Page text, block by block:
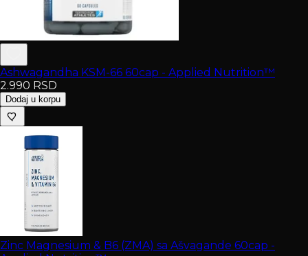
Ashwagandha KSM-66 60cap - Applied Nutrition™
2.990 RSD
Dodaj u korpu
Zinc Magnesium & B6 (ZMA) sa Ašvagande 60cap -